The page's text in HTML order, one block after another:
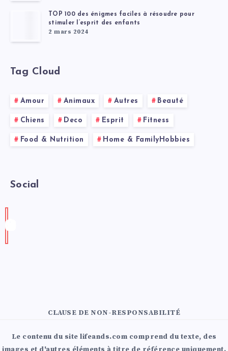
TOP 100 des énigmes faciles à résoudre pour
stimuler l’esprit des enfants
2 mars 2024
Tag Cloud
Amour Animaux Autres Beauté
Chiens Deco Esprit Fitness
Food & Nutrition Home & FamilyHobbies
Social
CLAUSE DE NON-RESPONSABILITÉ
Le contenu du site lifeands.com comprend du texte, des